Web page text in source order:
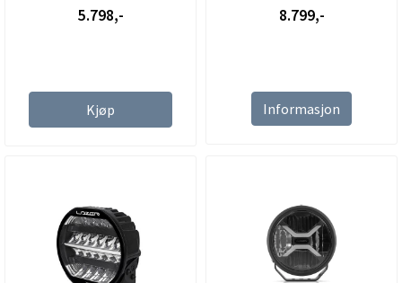
5.798,-
Kjøp
8.799,-
Informasjon